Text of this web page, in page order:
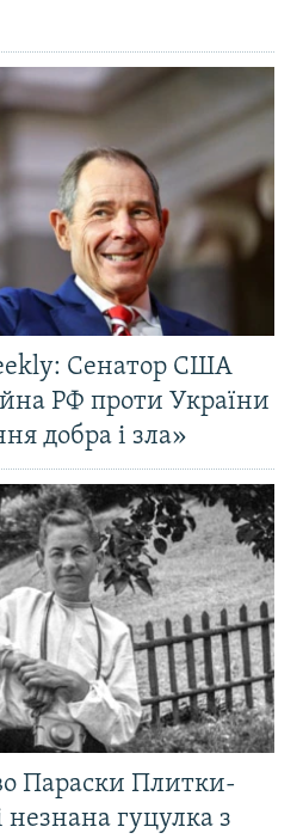
Сенатор США
РФ проти України
добра і зла»
Параски Плитки-
незнана гуцулка з